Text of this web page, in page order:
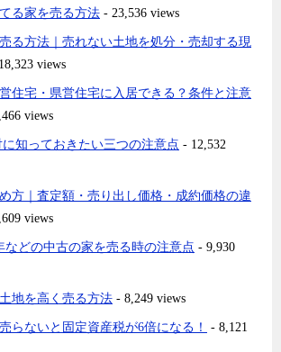
る家を売る方法 - 23,536 views
る方法｜売れない土地を処分・売却する現
views
住宅・県営住宅に入居できる？条件と注意
views
知っておきたい三つの注意点 - 12,532
方｜査定額・売り出し価格・成約価格の違
views
などの中古の家を売る時の注意点 - 9,930
地を高く売る方法 - 8,249 views
らないと固定資産税が6倍になる！
- 8,121